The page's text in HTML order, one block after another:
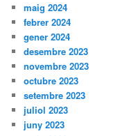
maig 2024
febrer 2024
gener 2024
desembre 2023
novembre 2023
octubre 2023
setembre 2023
juliol 2023
juny 2023